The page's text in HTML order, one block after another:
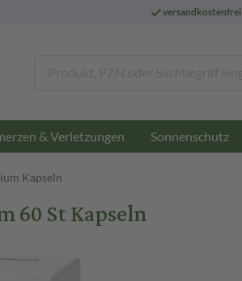
versandkostenfrei
& Verletzungen Sonnenschutz
Kapseln
60 St Kapseln